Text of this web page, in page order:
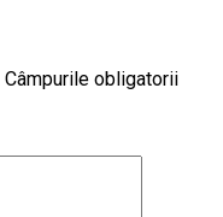
Câmpurile obligatorii